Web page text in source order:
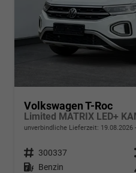
Volkswagen T-Roc
unverbindliche Lieferzeit: 19.08.2026
Fahrzeugnr. 300337
Kraftstoff Benzin